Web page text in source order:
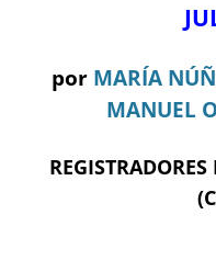
por MARÍA
MANUEL